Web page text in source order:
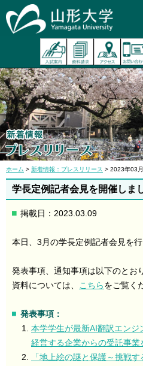
ホーム > 新着情報：プレスリリース > 2023年03
学長定例記者会見を開催しま
掲載日：2023.03.09
本日、3月の学長定例記者会見を行
発表事項、通知事項は以下のとお
資料については、
こちらをご覧く
発表事項：
本学学⽣が最新AI翻訳エン
経営する企業からの受託事業
「地上絵の謎と保護～挑戦